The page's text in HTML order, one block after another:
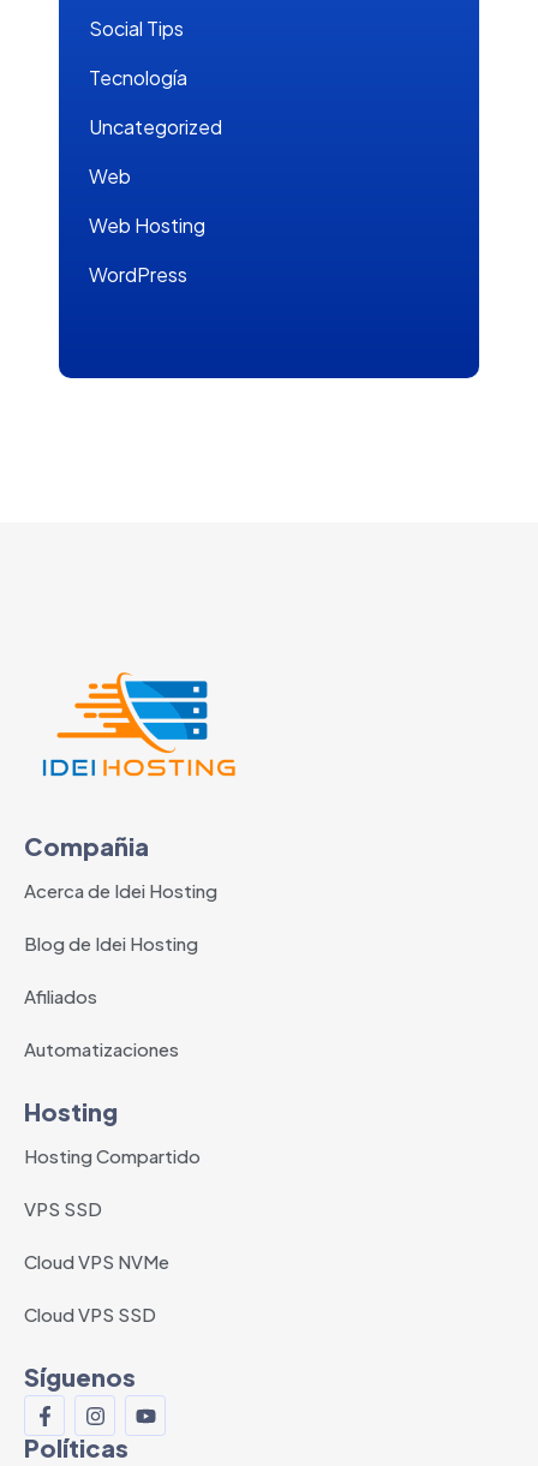
Social Tips
Tecnología
Uncategorized
Web
Web Hosting
WordPress
Compañia
Acerca de Idei Hosting
Blog de Idei Hosting
Afiliados
Automatizaciones
Hosting
Hosting Compartido
VPS SSD
Cloud VPS NVMe
Cloud VPS SSD
Síguenos
Políticas